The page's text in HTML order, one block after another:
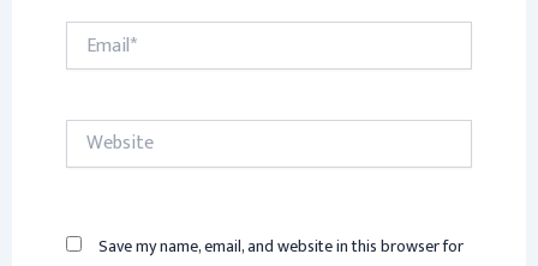
Email*
Website
Save my name, email, and website in this browser for